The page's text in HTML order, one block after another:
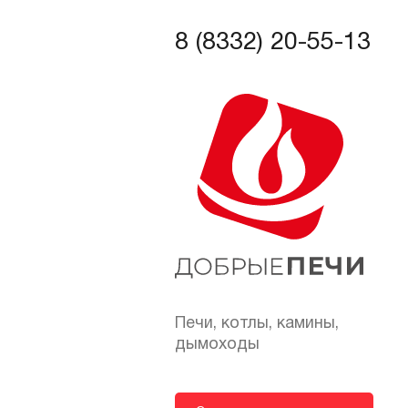
8 (8332) 20-55-13
Печи, котлы, камины,
дымоходы